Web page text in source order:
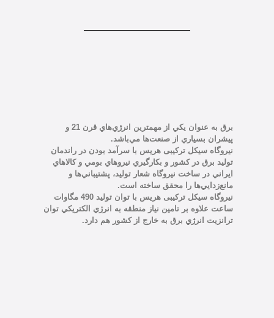
برق به عنوان يکي از مهمترين انرژي‌هاي قرن 21 و
پیشران بسياري از صنعت‌ها مي‌باشد.‌
نيروگاه سیکل ترکیبی هريس با سرآمد بودن در راندمان
توليد برق در کشور و بکارگيري نيروهاي بومي و کالاهاي
ايراني در ساخت نيروگاه شعار توليد، پشتيباني‌ها و
مانع‌زدايي‌ها را محقق ساخته است.
نيروگاه سیکل ترکیبی هريس با توان توليد 490 مگاوات
ساعت علاوه بر تامين نياز منطقه به انرژي الکتريکي توان
ترانزيت انرژي برق به خارج از کشور هم دارد.